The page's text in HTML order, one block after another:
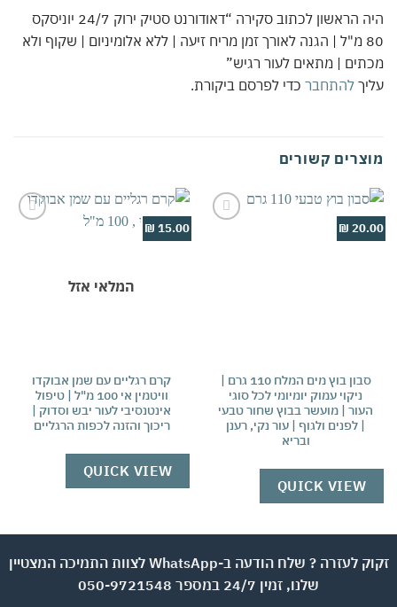
היה הראשון לכתוב סקירה “דאודורנט סטיק ירוק 24/7 יוניסקס
80 מ"ל | הגנה לאורך זמן מריח זיעה | ללא אלומיניום | שקוף ולא
| מתאים לעור רגיש”
להתחברכדי לפרסם ביקורת.
קשורים
סבון בוץ מים המלח 110 גרם |
ניקוי עמוק יומיומי לכל סוגי
| מועשר בבוץ שחור טבעי
| לפנים ולגוף | עור נקי, רענן
ובריא
QUICK VIEW
15.00 ₪
המלאי אזל
קרם רגליים עם שמן אבוקדו
וויטמין אי 100 מ"ל | טיפול
אינטנסיבי לעור יבש וסדוק |
ריכוך והזנה לכפות הרגליים
QUICK VIEW
זקוק לעזרה ? שלח הודעה ב-WhatsApp לצוות התמיכה המצטיין
שלנו, זמין 24/7 במספר 050-9721548